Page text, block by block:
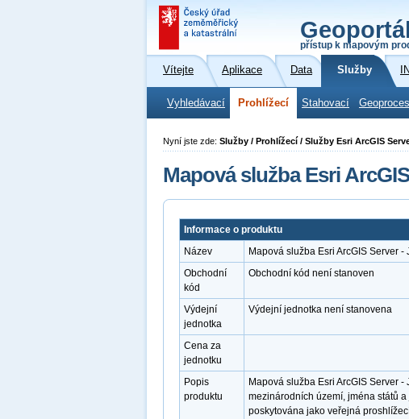
přístup k mapovým
Vítejte Aplikace Data Služby
Vyhledávací Prohlížecí Stahovací
Nyní jste zde: Služby / Prohlížecí / Služby Esri ArcGIS
Mapová služba Esri
Informace o produktu
Název
Mapová služba Esri ArcGIS Server -
Obchodní
kód
Obchodní kód není stanoven
Výdejní
jednotka
Výdejní jednotka není stanovena
Cena za
jednotku
Popis
produktu
Mapová služba Esri ArcGIS Server
mezinárodních území, jména států
poskytována jako veřejná